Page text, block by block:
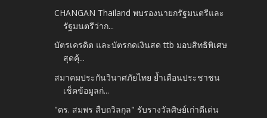
CHANGAN Thailand พบรองนายกรัฐมนตรีและ
รัฐมนตรีว่าก...
บัตรเครดิต และบัตรกดเงินสด ttb มอบสิทธิพิเศษ
สุดคุ้...
สมาคมประกันวินาศภัยไทย ย้ำเตือนประชาชน
เช็คข้อมูลก่...
"ดร. สมพร สืบถวิลกุล" รับรางวัลศิษย์เก่าดีเด่น